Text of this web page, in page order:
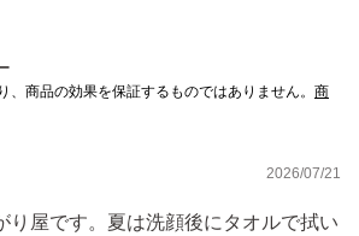
、商品の効果を保証するものではありません。 商
2026/07/21
り屋です。夏は洗顔後にタオルで拭い